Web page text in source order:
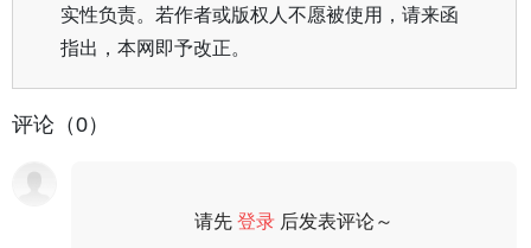
实性负责。若作者或版权人不愿被使用，请来函
指出，本网即予改正。
评论（0）
请先登录 后发表评论～